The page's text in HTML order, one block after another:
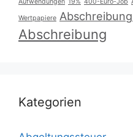
Wertpapiere
Abschreibung
Kategorien